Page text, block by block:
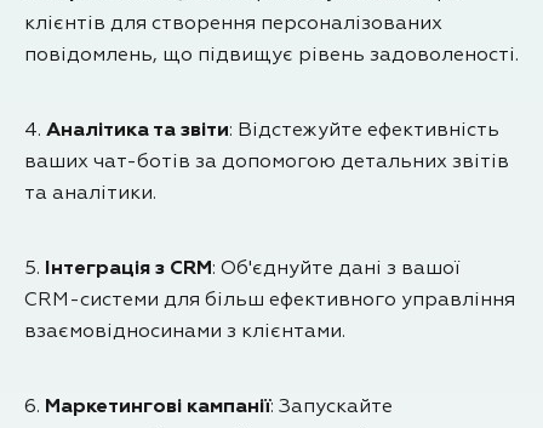
клієнтів для створення персоналізованих
повідомлень, що підвищує рівень задоволеності.
4. Аналітика та звіти: Відстежуйте ефективність
ваших чат-ботів за допомогою детальних звітів
та аналітики.
5. Інтеграція з CRM: Об'єднуйте дані з вашої
CRM-системи для більш ефективного управління
взаємовідносинами з клієнтами.
6. Маркетингові кампанії: Запускайте